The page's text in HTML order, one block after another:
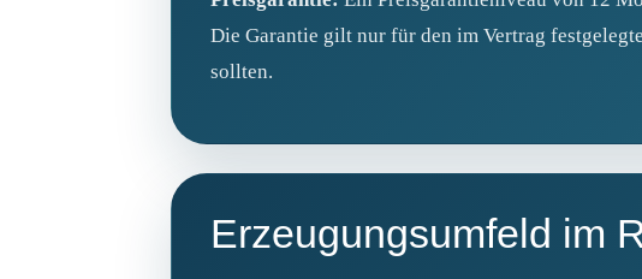
Die Garantie gilt nur für den im Vertrag
sollten.
Erzeugungsumfeld im